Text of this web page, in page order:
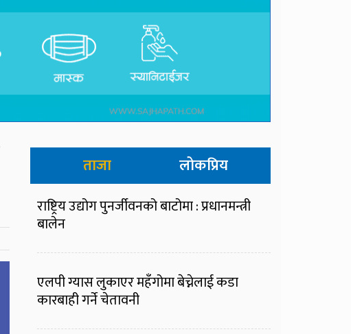
ताजा लोकप्रिय
राष्ट्रिय उद्योग पुनर्जीवनको बाटोमा : प्रधानमन्त्री
बालेन
एलपी ग्यास लुकाएर महँगोमा बेच्नेलाई कडा
कारबाही गर्ने चेतावनी